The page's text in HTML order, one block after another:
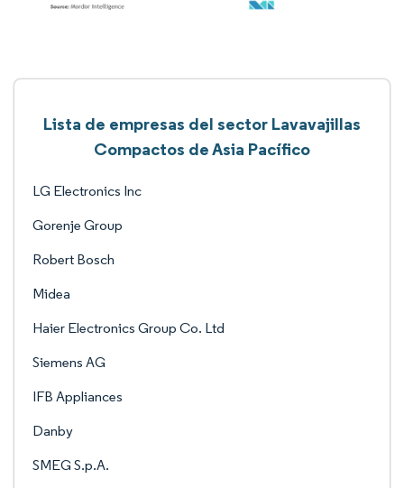
Lista de empresas del sector Lavavajillas
Compactos de Asia Pacífico
LG Electronics Inc
Gorenje Group
Robert Bosch
Midea
Haier Electronics Group Co. Ltd
Siemens AG
IFB Appliances
Danby
SMEG S.p.A.